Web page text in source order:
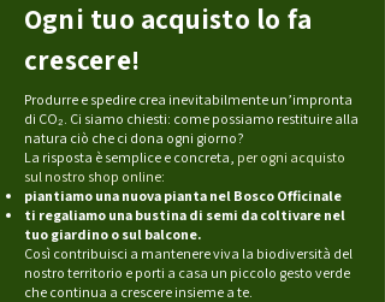
Ogni tuo acquisto lo fa
crescere!
Produrre e spedire crea inevitabilmente un’impronta
di CO₂. Ci siamo chiesti: come possiamo restituire alla
natura ciò che ci dona ogni giorno?
La risposta è semplice e concreta, per ogni acquisto
sul nostro shop online:
piantiamo una nuova pianta nel Bosco Officinale
ti regaliamo una bustina di semi da coltivare nel
tuo giardino o sul balcone.
Così contribuisci a mantenere viva la biodiversità del
nostro territorio e porti a casa un piccolo gesto verde
che continua a crescere insieme a te.